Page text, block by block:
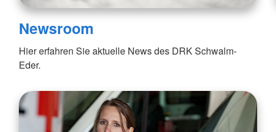
Newsroom
Hier erfahren Sie aktuelle News des DRK Schwalm-
Eder.